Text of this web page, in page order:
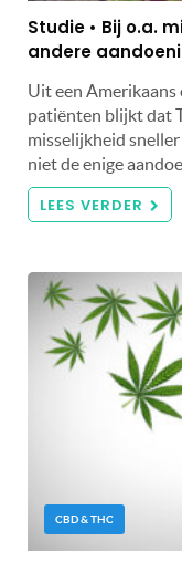
Studie • Bij o.a.
andere
Uit een
patiënten blijkt dat
misselijkheid
niet de enige
LEES VERDER
CBD & THC